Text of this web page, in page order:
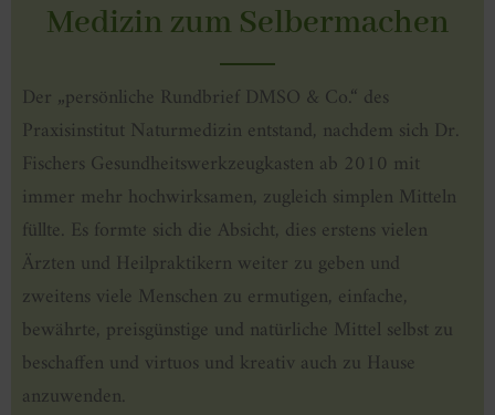
Medizin zum Selbermachen
Der „persönliche Rundbrief DMSO & Co.“ des
Praxisinstitut Naturmedizin entstand, nachdem sich Dr.
Fischers Gesundheitswerkzeugkasten ab 2010 mit
immer mehr hochwirksamen, zugleich simplen Mitteln
füllte. Es formte sich die Absicht, dies erstens vielen
Ärzten und Heilpraktikern weiter zu geben und
zweitens viele Menschen zu ermutigen, einfache,
bewährte, preisgünstige und natürliche Mittel selbst zu
beschaffen und virtuos und kreativ auch zu Hause
anzuwenden.